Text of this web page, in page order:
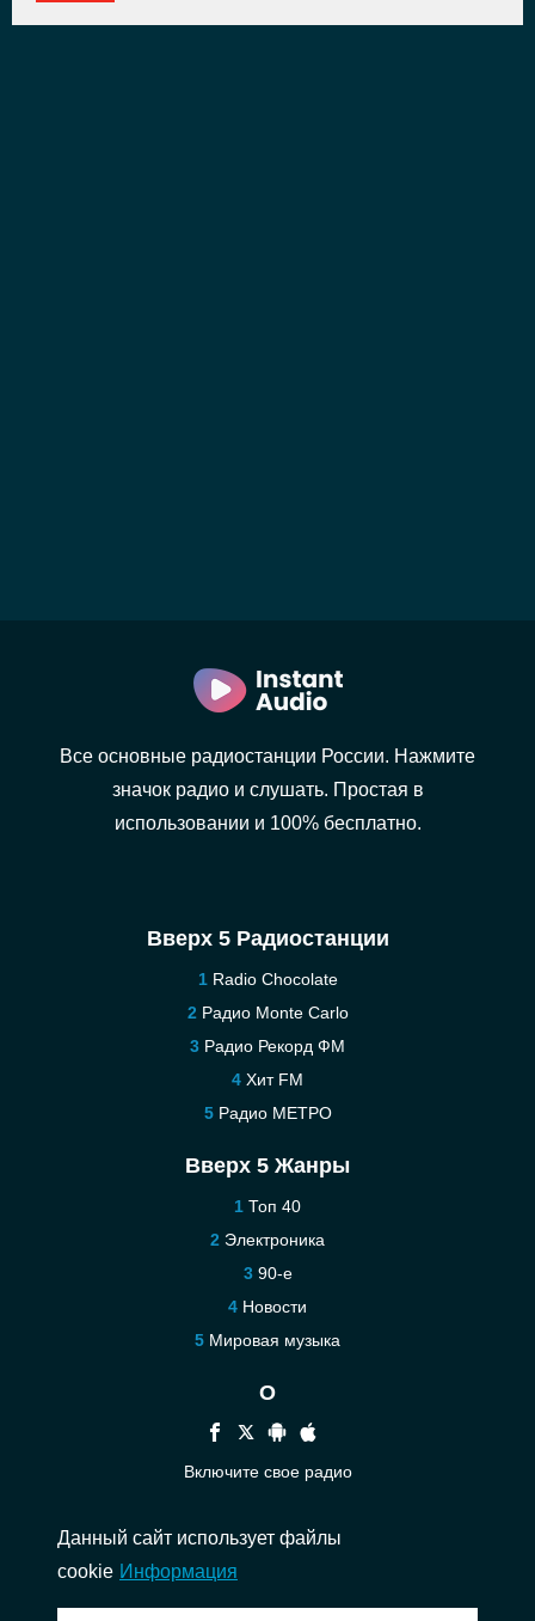
Все основные радиостанции России. Нажмите
значок радио и слушать. Простая в
использовании и 100% бесплатно.
Вверх 5 Радиостанции
Radio Chocolate
Радио Monte Carlo
Радио Рекорд ФМ
Хит FM
Радио МЕТРО
Вверх 5 Жанры
Топ 40
Электроника
90-е
Новости
Мировая музыка
О
Включите свое радио
Связаться
Данный сайт использует файлы
cookie Информация